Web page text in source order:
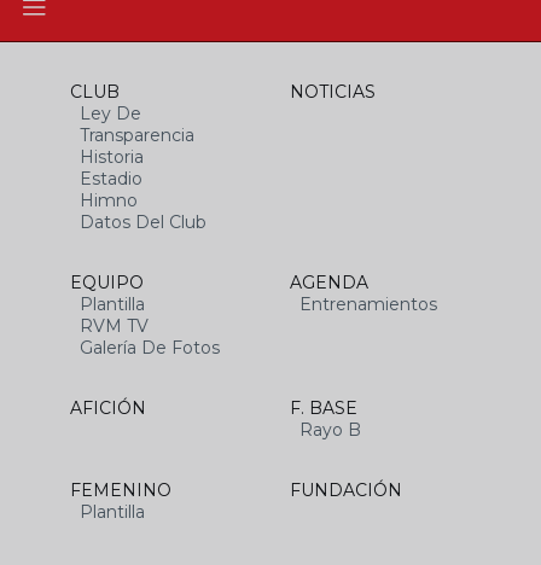
CLUB
Ley De
Transparencia
Historia
Estadio
Himno
Datos Del Club
NOTICIAS
EQUIPO
Plantilla
RVM TV
Galería De Fotos
AGENDA
Entrenamientos
AFICIÓN
F. BASE
Rayo B
FEMENINO
Plantilla
FUNDACIÓN